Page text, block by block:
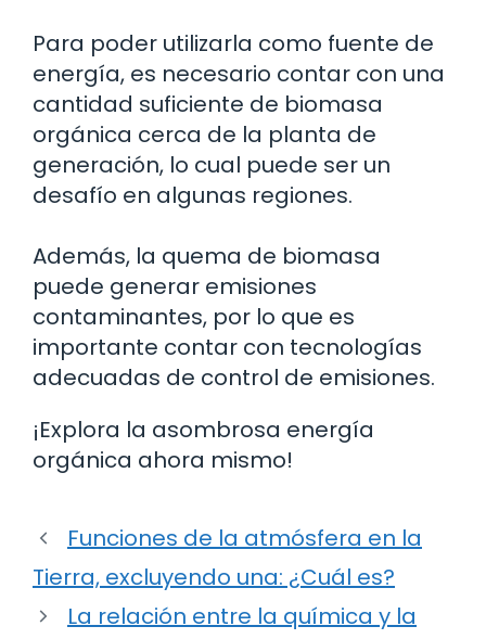
Para poder utilizarla como fuente de
energía, es necesario contar con una
cantidad suficiente de biomasa
orgánica cerca de la planta de
generación, lo cual puede ser un
desafío en algunas regiones.
Además, la quema de biomasa
puede generar emisiones
contaminantes, por lo que es
importante contar con tecnologías
adecuadas de control de emisiones.
¡Explora la asombrosa energía
orgánica ahora mismo!
Funciones de la atmósfera en la
Tierra, excluyendo una: ¿Cuál es?
La relación entre la química y la